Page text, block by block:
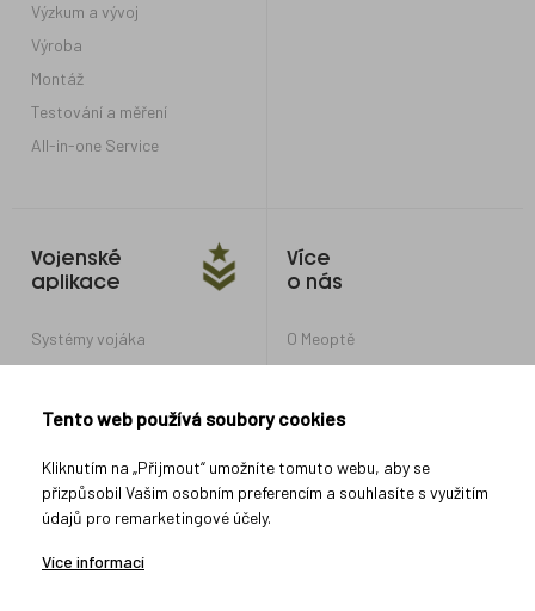
Výzkum a vývoj
Výroba
Montáž
Testování a měření
All-in-one Service
Vojenské
aplikace
Systémy vojáka
Optické systémy pro obrněná
Optické systémy pro další
Více
o nás
O Meoptě
Kariéra v Meoptě
Spojte se s námi
Tento web používá soubory cookies
Kliknutím na „Přijmout“ umožníte tomuto webu, aby se
přizpůsobil Vašim osobním preferencím a souhlasíte s využitím
údajů pro remarketingové účely.
Více informací